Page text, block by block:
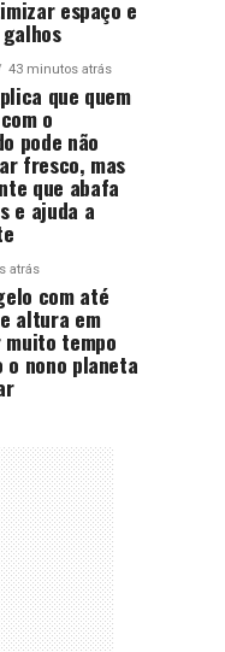
espaço e
43 minutos atrás
que quem
o
pode não
fresco, mas
que abafa
e ajuda a
atrás
com até
altura em
tempo
nono planeta